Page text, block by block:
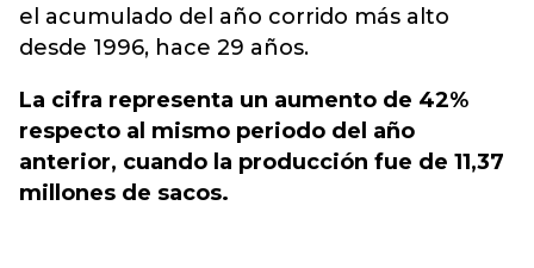
el acumulado del año corrido más alto
desde 1996, hace 29 años.
La cifra representa un aumento de 42%
respecto al mismo periodo del año
anterior, cuando la producción fue de 11,37
millones de sacos.